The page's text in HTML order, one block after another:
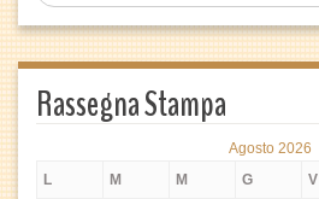
Rassegna Stampa
Agosto 2026
L
M M G V